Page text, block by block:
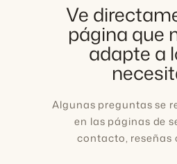
Ve
página que
adapte a
Algunas preguntas se
en las páginas de
contacto, reseñas